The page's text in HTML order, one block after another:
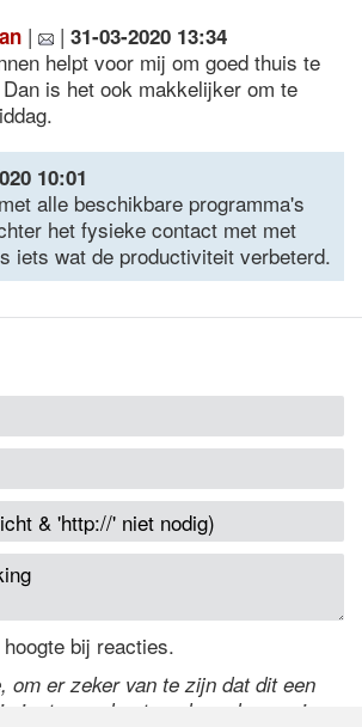
| | 31-03-2020 13:34
helpt voor mij om goed thuis te
is het ook makkelijker om te
10:01
alle beschikbare programma's
het fysieke contact met met
iets wat de productiviteit verbeterd.
bij reacties.
om er zeker van te zijn dat dit een
is, typ onderstaande code over in